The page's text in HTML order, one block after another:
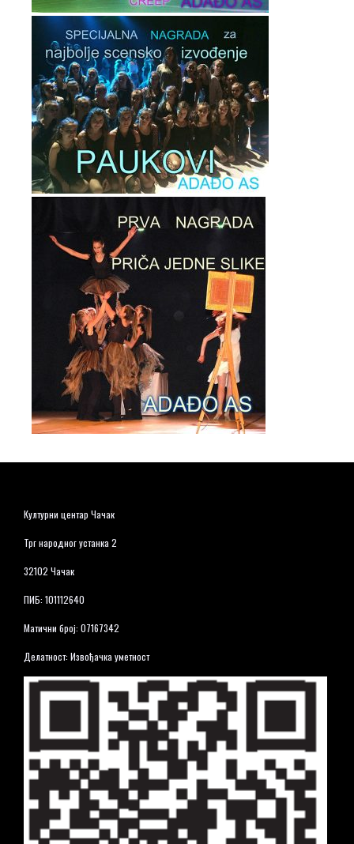
Културни центар Чачак
Трг народног устанка 2
32102 Чачак
ПИБ: 101112640
Матични број: 07167342
Делатност: Извођачка уметност